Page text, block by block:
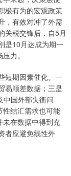
极有为的宏观政策
，有效对冲了外需
关税交锋后，自5月
是10月达成为期一
力。
期因素催化。一
易顺差数据；三是
中国外部失衡问
性结汇需求也可能
未在数据中得到充
者应避免线性外